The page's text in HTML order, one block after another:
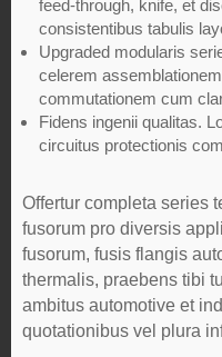
feed-through, knife, et
consistentibus tabulis
Upgraded modularis
celerem
commutationem cum
Fidens ingenii qualitas.
circuitus protectionis
Offertur completa series
fusorum pro diversis
fusorum, fusis flangis
thermalis, praebens tibi
ambitus automotive et
quotationibus vel plura